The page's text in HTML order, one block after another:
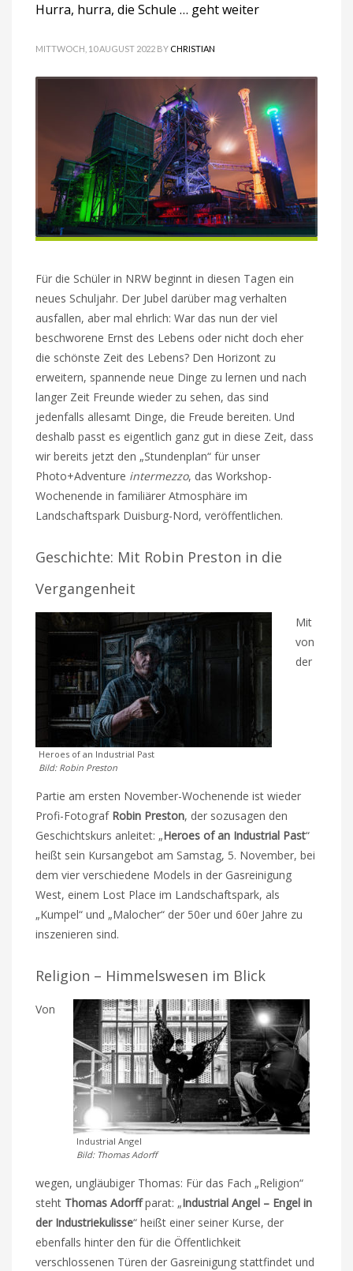
Hurra, hurra, die Schule … geht weiter
MITTWOCH, 10 AUGUST 2022 BY CHRISTIAN
Für die Schüler in NRW beginnt in diesen Tagen ein
neues Schuljahr. Der Jubel darüber mag verhalten
ausfallen, aber mal ehrlich: War das nun der viel
beschworene Ernst des Lebens oder nicht doch eher
die schönste Zeit des Lebens? Den Horizont zu
erweitern, spannende neue Dinge zu lernen und nach
langer Zeit Freunde wieder zu sehen, das sind
jedenfalls allesamt Dinge, die Freude bereiten. Und
deshalb passt es eigentlich ganz gut in diese Zeit, dass
wir bereits jetzt den „Stundenplan“ für unser
Photo+Adventure intermezzo, das Workshop-
Wochenende in familiärer Atmosphäre im
Landschaftspark Duisburg-Nord, veröffentlichen.
Geschichte: Mit Robin Preston in die
Vergangenheit
Heroes of an Industrial Past
Bild: Robin Preston
Mit
von
der
Partie am ersten November-Wochenende ist wieder
Profi-Fotograf Robin Preston, der sozusagen den
Geschichtskurs anleitet: „Heroes of an Industrial Past“
heißt sein Kursangebot am Samstag, 5. November, bei
dem vier verschiedene Models in der Gasreinigung
West, einem Lost Place im Landschaftspark, als
„Kumpel“ und „Malocher“ der 50er und 60er Jahre zu
inszenieren sind.
Religion – Himmelswesen im Blick
Industrial Angel
Bild: Thomas Adorff
Von
wegen, ungläubiger Thomas: Für das Fach „Religion“
steht Thomas Adorffparat: „Industrial Angel – Engel in
der Industriekulisse“ heißt einer seiner Kurse, der
ebenfalls hinter den für die Öffentlichkeit
verschlossenen Türen der Gasreinigung stattfindet und